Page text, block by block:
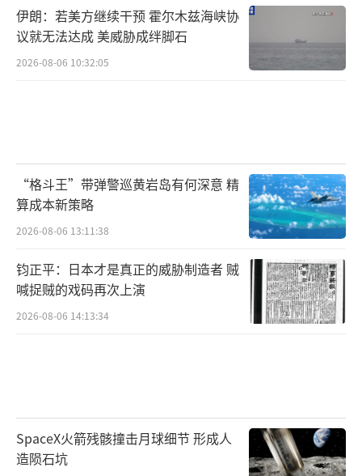
伊朗：若美方继续干预 霍尔木兹海峡协
议就无法达成 美威胁成绊脚石
2026-08-06 10:32:05
“格斗王”带弹警巡黄岩岛有何深意 精
算成本新策略
2026-08-06 13:11:38
钧正平：日本才是真正的威胁制造者 贼
喊捉贼的戏码再次上演
2026-08-06 14:13:34
SpaceX火箭残骸撞击月球细节 形成人
造陨石坑